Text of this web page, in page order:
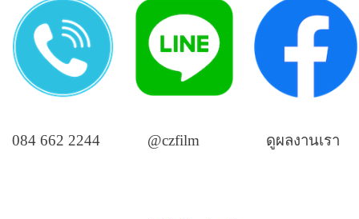
084 662 2244 @czfilm ดูผลงานเรา